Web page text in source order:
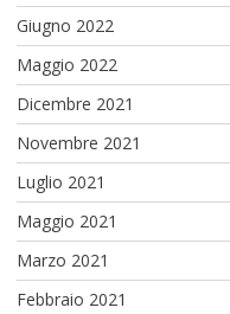
Giugno 2022
Maggio 2022
Dicembre 2021
Novembre 2021
Luglio 2021
Maggio 2021
Marzo 2021
Febbraio 2021